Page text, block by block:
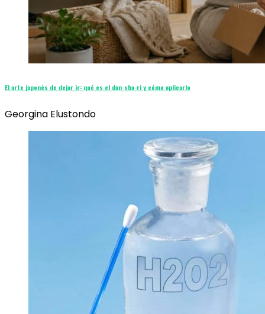
El arte japonés de dejar ir: qué es el dan-sha-ri y cómo aplicarlo
Georgina Elustondo